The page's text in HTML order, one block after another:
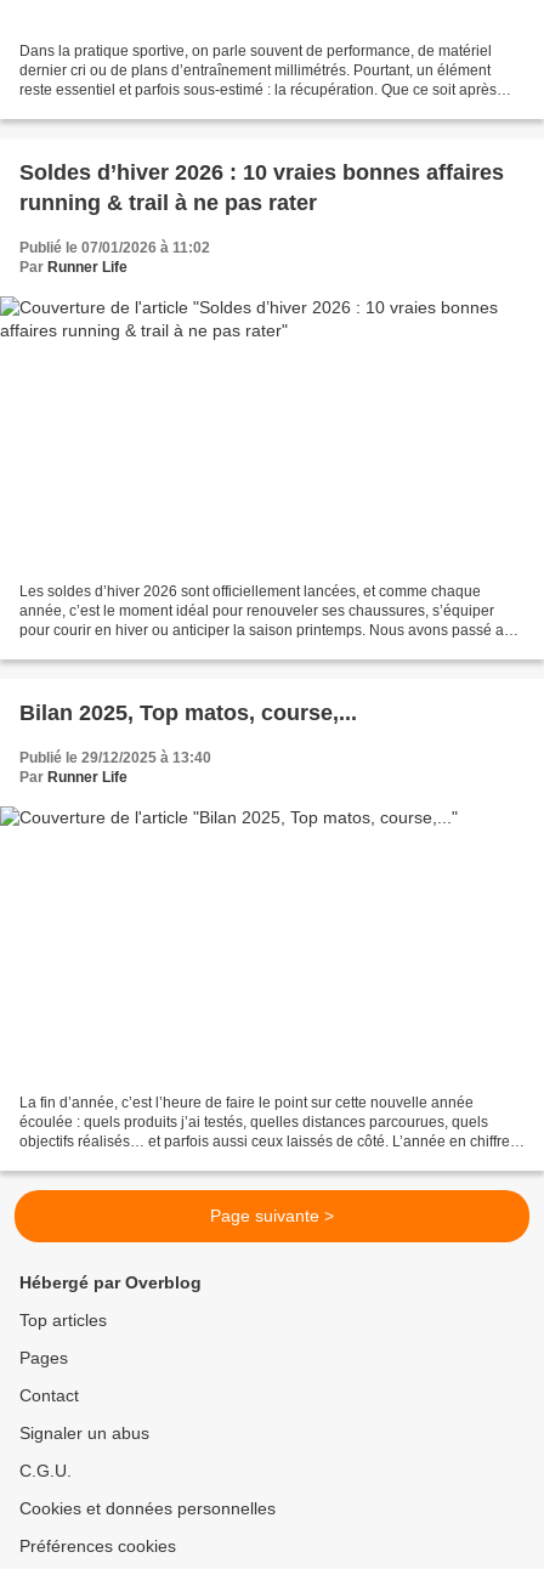
Dans la pratique sportive, on parle souvent de performance, de matériel
dernier cri ou de plans d’entraînement millimétrés. Pourtant, un élément
reste essentiel et parfois sous-estimé : la récupération. Que ce soit après
Soldes d’hiver 2026 : 10 vraies bonnes affaires
running & trail à ne pas rater
Publié le 07/01/2026 à 11:02
Par Runner Life
Les soldes d’hiver 2026 sont officiellement lancées, et comme chaque
année, c’est le moment idéal pour renouveler ses chaussures, s’équiper
pour courir en hiver ou anticiper la saison printemps. Nous avons passé au
Bilan 2025, Top matos, course,...
Publié le 29/12/2025 à 13:40
Par Runner Life
La fin d’année, c’est l’heure de faire le point sur cette nouvelle année
écoulée : quels produits j’ai testés, quelles distances parcourues, quels
objectifs réalisés… et parfois aussi ceux laissés de côté. L’année en chiffres :
Page suivante >
Hébergé par Overblog
Top articles
Pages
Contact
Signaler un abus
C.G.U.
Cookies et données personnelles
Préférences cookies